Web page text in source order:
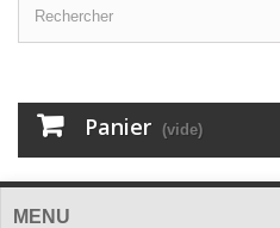
Panier (vide)
MENU